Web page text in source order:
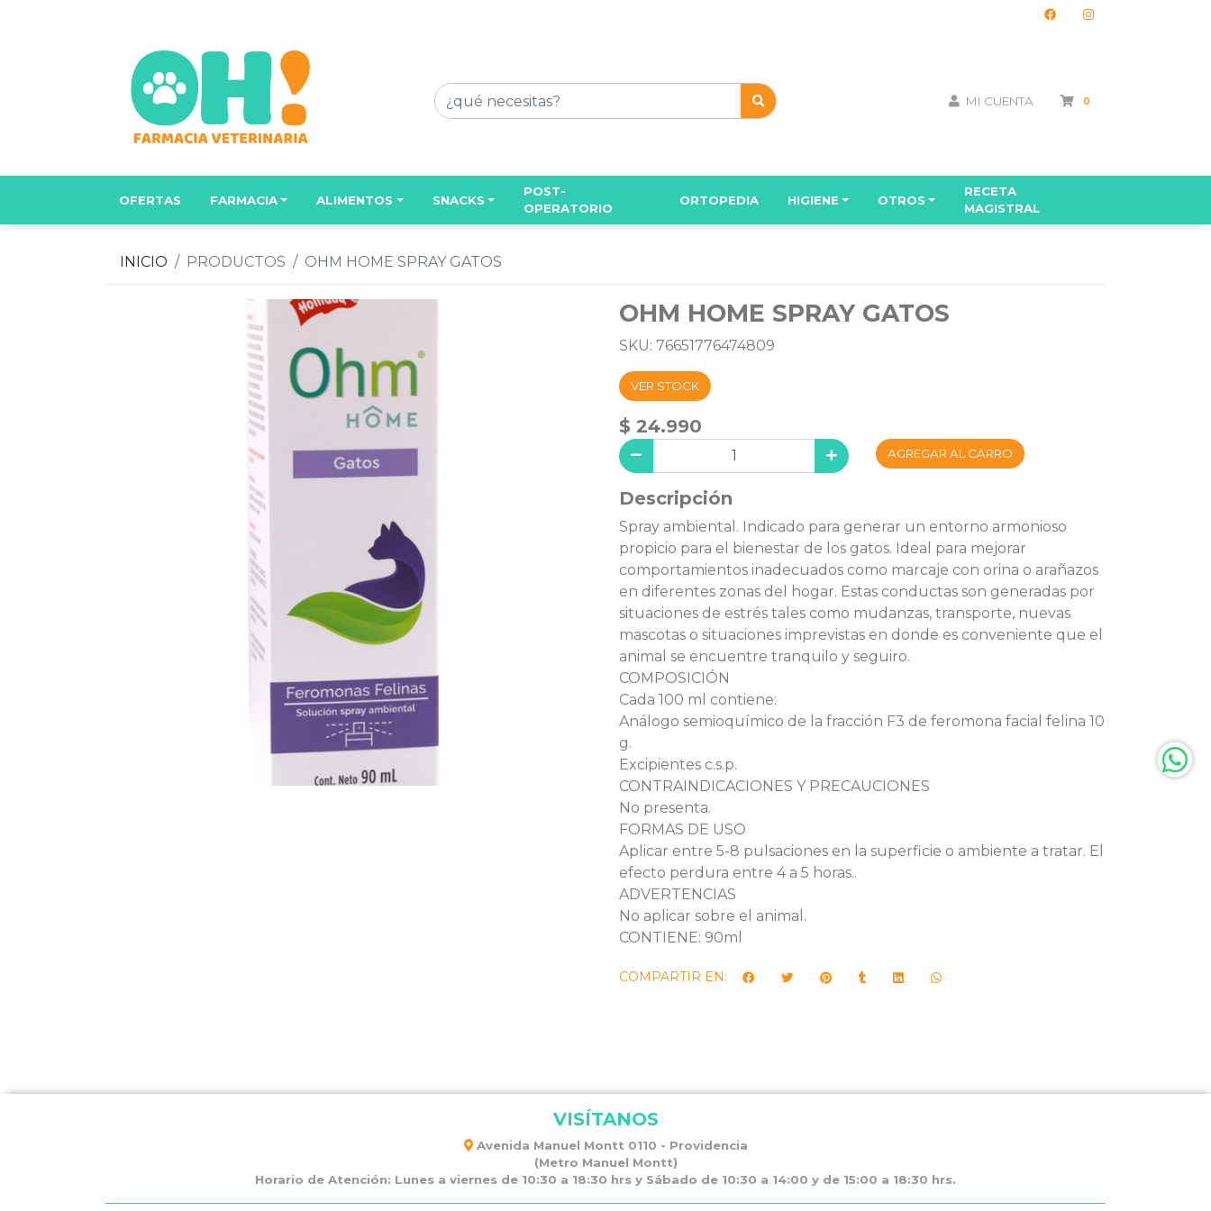
MI CUENTA 0
OFERTAS FARMACIA ALIMENTOS SNACKS
POST-
OPERATORIO
ORTOPEDIA HIGIENE OTROS
RECETA
MAGISTRAL
INICIO PRODUCTOS OHM HOME SPRAY GATOS
OHM HOME SPRAY GATOS
SKU: 76651776474809
VER STOCK
$ 24.990
AGREGAR AL CARRO
Descripción
Spray ambiental. Indicado para generar un entorno armonioso
propicio para el bienestar de los gatos. Ideal para mejorar
comportamientos inadecuados como marcaje con orina o arañazos
en diferentes zonas del hogar. Estas conductas son generadas por
situaciones de estrés tales como mudanzas, transporte, nuevas
mascotas o situaciones imprevistas en donde es conveniente que el
animal se encuentre tranquilo y seguiro.
COMPOSICIÓN
Cada 100 ml contiene:
Análogo semioquímico de la fracción F3 de feromona facial felina 10
g.
Excipientes c.s.p.
CONTRAINDICACIONES Y PRECAUCIONES
No presenta.
FORMAS DE USO
Aplicar entre 5-8 pulsaciones en la superficie o ambiente a tratar. El
efecto perdura entre 4 a 5 horas..
ADVERTENCIAS
No aplicar sobre el animal.
CONTIENE: 90ml
COMPARTIR EN:
VISÍTANOS
Avenida Manuel Montt 0110 - Providencia
(Metro Manuel Montt)
Horario de Atención: Lunes a viernes de 10:30 a 18:30 hrs y Sábado de 10:30 a 14:00 y de 15:00 a 18:30 hrs.